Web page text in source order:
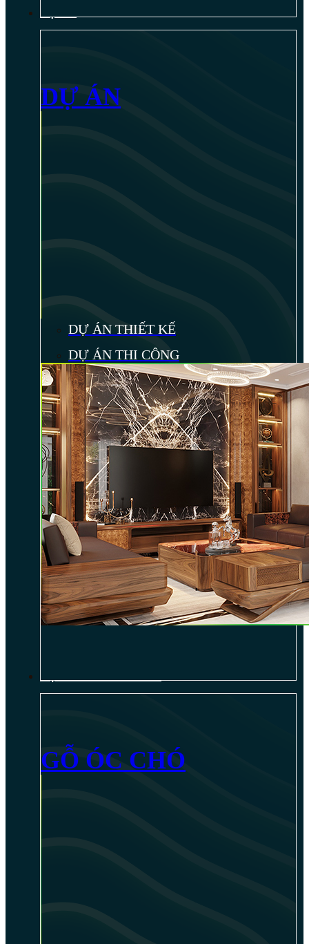
DỰ ÁN
DỰ ÁN THIẾT KẾ
DỰ ÁN THI CÔNG
GỖ ÓC CHÓ